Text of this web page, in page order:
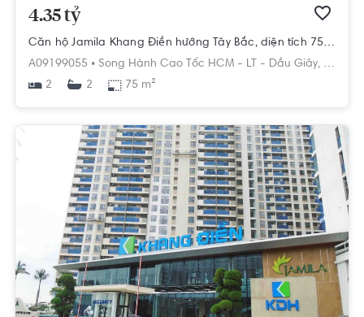
4.35 tỷ
Căn hộ Jamila Khang Điền hướng Tây Bắc, diện tích 75 m²
A09199055 • Song Hành Cao Tốc HCM - LT - Dầu Giây, Phú
2
2 75 m²